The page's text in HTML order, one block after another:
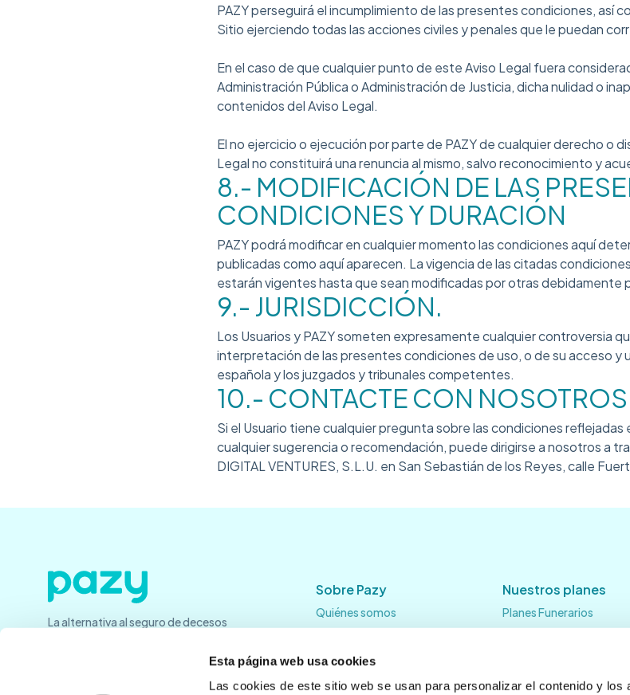
Esta página web usa cookies
Las cookies de este sitio web se usan para personalizar el contenido y los
PAZY perseguirá el incumplimiento de las presentes condiciones, así
Sitio ejerciendo todas las acciones civiles y penales que le puedan
En el caso de que cualquier punto de este Aviso Legal fuera
Administración Pública o Administración de Justicia, dicha nulidad o
contenidos del Aviso Legal.
El no ejercicio o ejecución por parte de PAZY de cualquier derecho o
Legal no constituirá una renuncia al mismo, salvo reconocimiento y
8.- MODIFICACIÓN DE LAS
CONDICIONES Y DURACIÓN
PAZY podrá modificar en cualquier momento las condiciones aquí
publicadas como aquí aparecen. La vigencia de las citadas
estarán vigentes hasta que sean modificadas por otras debidamente
9.- JURISDICCIÓN.
Los Usuarios y PAZY someten expresamente cualquier controversia
interpretación de las presentes condiciones de uso, o de su acceso y
española y los juzgados y tribunales competentes.
10.- CONTACTE CON
Si el Usuario tiene cualquier pregunta sobre las condiciones reflejadas
cualquier sugerencia o recomendación, puede dirigirse a nosotros a
DIGITAL VENTURES, S.L.U. en San Sebastián de los Reyes, calle
La alternativa al seguro de decesos
Sobre Pazy
Quiénes somos
En los medios
Blog
Nuestros planes
Planes Funerarios